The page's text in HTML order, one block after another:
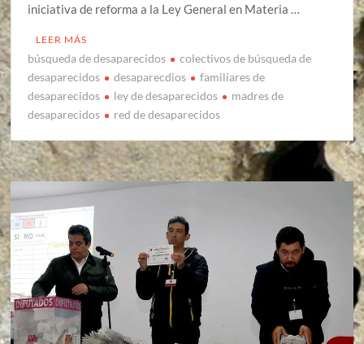
iniciativa de reforma a la Ley General en Materia …
LEER MÁS
búsqueda de desaparecidos
colectivos de búsqueda de
desaparecidos
desaparecdios
familiares de
desaparecidos
ley de desaparecidos
madres de
desaparecidos
red de desaparecidos